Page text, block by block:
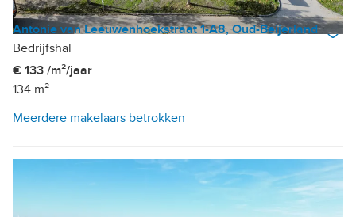
Antonie van Leeuwenhoekstraat 1-A8, Oud-Beijerland
Bedrijfshal
€ 133 /m²/jaar
134 m²
Meerdere makelaars betrokken